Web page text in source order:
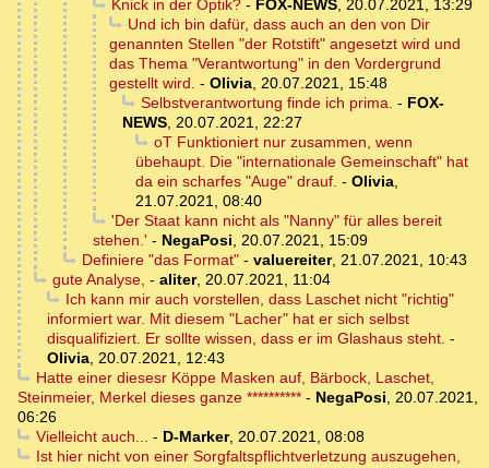
Knick in der Optik?- FOX-NEWS, 20.07.2021, 13:29
Und ich bin dafür, dass auch an den von Dir
genannten Stellen "der Rotstift" angesetzt wird und
das Thema "Verantwortung" in den Vordergrund
gestellt wird. - Olivia, 20.07.2021, 15:48
Selbstverantwortung finde ich prima. - FOX-
NEWS, 20.07.2021, 22:27
oT Funktioniert nur zusammen, wenn
übehaupt. Die "internationale Gemeinschaft" hat
da ein scharfes "Auge" drauf. - Olivia,
21.07.2021, 08:40
'Der Staat kann nicht als "Nanny" für alles bereit
stehen.' - NegaPosi, 20.07.2021, 15:09
Definiere "das Format"- valuereiter, 21.07.2021, 10:43
gute Analyse, - aliter, 20.07.2021, 11:04
Ich kann mir auch vorstellen, dass Laschet nicht "richtig"
informiert war. Mit diesem "Lacher" hat er sich selbst
disqualifiziert. Er sollte wissen, dass er im Glashaus steht. -
Olivia, 20.07.2021, 12:43
Hatte einer diesesr Köppe Masken auf, Bärbock, Laschet,
Steinmeier, Merkel dieses ganze ********** - NegaPosi, 20.07.2021,
06:26
Vielleicht auch... - D-Marker, 20.07.2021, 08:08
Ist hier nicht von einer Sorgfaltspflichtverletzung auszugehen,